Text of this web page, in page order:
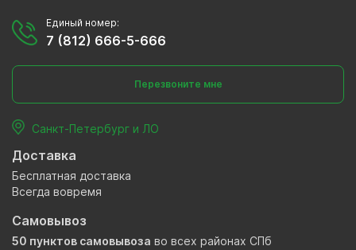
Единый номер:
7 (812) 666-5-666
Перезвоните мне
Санкт-Петербург и ЛО
Доставка
Бесплатная доставка
Всегда вовремя
Самовывоз
50 пунктов самовывоза во всех районах СПб